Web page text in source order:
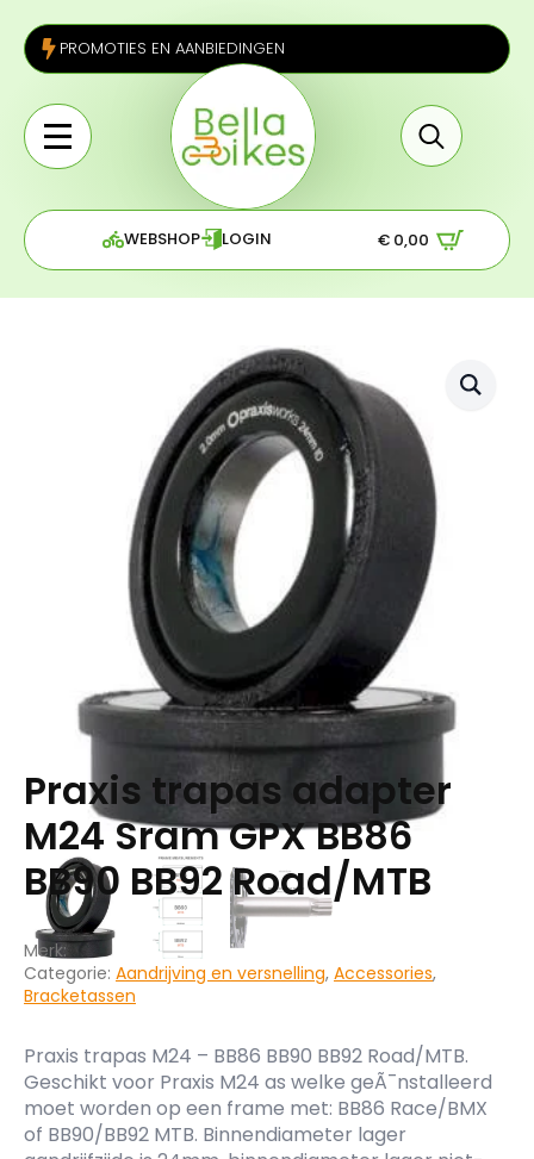
PROMOTIES EN AANBIEDINGEN
for:
WEBSHOP LOGIN € 0,00
Praxis trapas adapter
M24 Sram GPX BB86
BB90 BB92 Road/MTB
Merk:
Categorie: Aandrijving en versnelling, Accessories,
Bracketassen
Praxis trapas M24 – BB86 BB90 BB92 Road/MTB.
Geschikt voor Praxis M24 as welke geÃ¯nstalleerd
moet worden op een frame met: BB86 Race/BMX
of BB90/BB92 MTB. Binnendiameter lager